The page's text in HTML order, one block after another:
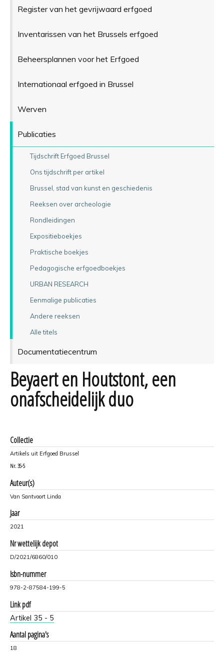
Register van het gevrijwaard erfgoed
Inventarissen van het Brussels erfgoed
Beheersplannen voor het Erfgoed
Internationaal erfgoed in Brussel
Werven
Publicaties
Tijdschrift Erfgoed Brussel
Ons tijdschrift per artikel
Brussel, stad van kunst en geschiedenis
Reeksen over archeologie
Rondleidingen
Expositieboekjes
Praktische boekjes
Pedagogische erfgoedboekjes
URBAN RESEARCH
Eenmalige publicaties
Andere reeksen
Alle titels
Documentatiecentrum
Beyaert en Houtstont, een
onafscheidelijk duo
Collectie
Artikels uit Erfgoed Brussel
Nr. 35-5
Auteur(s)
Van Santvoort Linda
Jaar
2021
Nr wettelijk depot
D/2021/6860/010
Isbn-nummer
978-2-87584-199-5
Link pdf
Artikel 35 - 5
Aantal pagina's
18